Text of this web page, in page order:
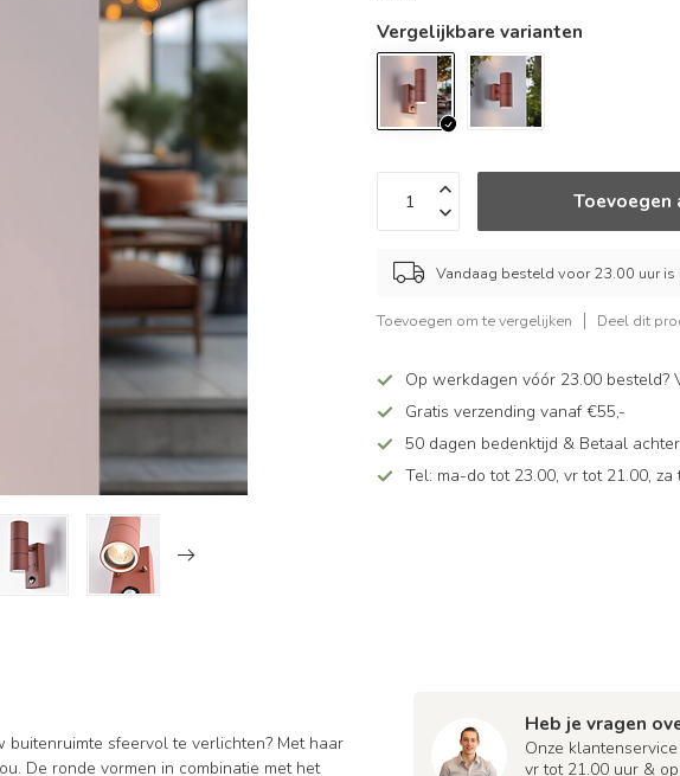
Vergelijkbare varianten
Toevoegen
Vandaag besteld voor 23.00 uur is
Toevoegen om te vergelijken Deel dit
Op werkdagen vóór 23.00 besteld?
Gratis verzending vanaf €55,-
50 dagen bedenktijd & Betaal
Tel: ma-do tot 23.00, vr tot 21.00, za
sfeervol te verlichten? Met haar
De ronde vormen in combinatie met het
Heb je vragen
Onze
vr tot 21.00 uur &